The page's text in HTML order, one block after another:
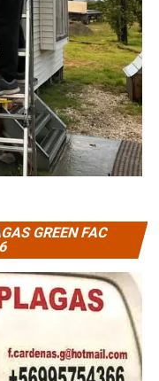
GREEN FAC